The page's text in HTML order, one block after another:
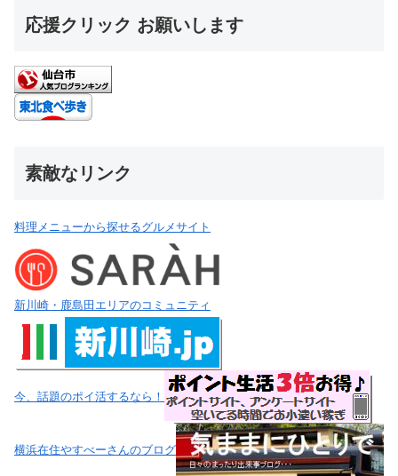
応援クリック お願いします
素敵なリンク
料理メニューから探せるグルメサイト
新川崎・鹿島田エリアのコミュニティ
今、話題のポイ活するなら！
横浜在住やすべーさんのブログ